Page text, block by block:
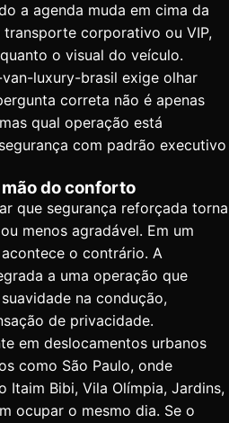
a agenda muda em cima da
transporte corporativo ou VIP,
o visual do veículo.
luxury-brasil exige olhar
correta não é apenas
qual operação está
com padrão executivo
do conforto
que segurança reforçada torna
menos agradável. Em um
o contrário. A
a uma operação que
na condução,
de privacidade.
em deslocamentos urbanos
como São Paulo, onde
Itaim Bibi, Vila Olímpia, Jardins,
ocupar o mesmo dia. Se o